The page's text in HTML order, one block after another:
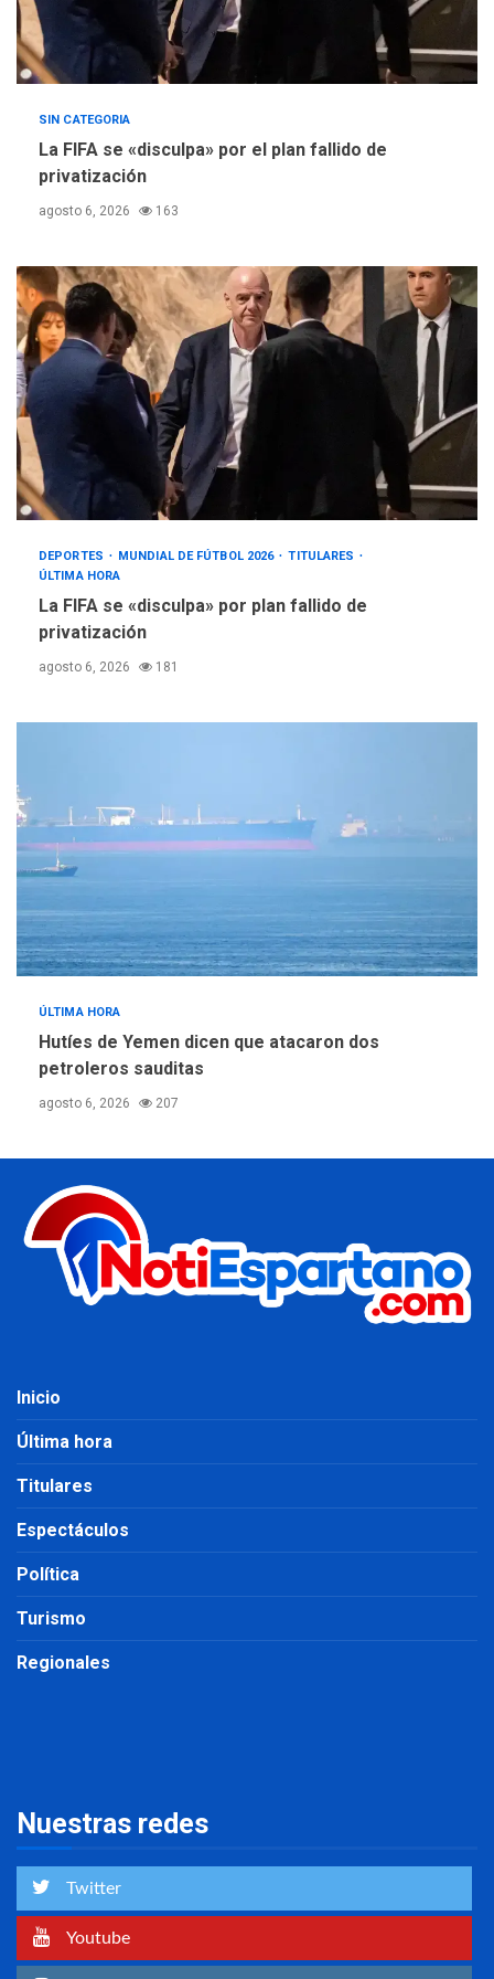
SIN CATEGORIA
La FIFA se «disculpa» por el plan fallido de
privatización
agosto 6, 2026 163
DEPORTES MUNDIAL DE FÚTBOL 2026
TITULARES
ÚLTIMA HORA
La FIFA se «disculpa» por plan fallido de
privatización
agosto 6, 2026 181
ÚLTIMA HORA
Hutíes de Yemen dicen que atacaron dos
petroleros sauditas
agosto 6, 2026 207
Inicio
Última hora
Titulares
Espectáculos
Política
Turismo
Regionales
Nuestras redes
Twitter
Youtube